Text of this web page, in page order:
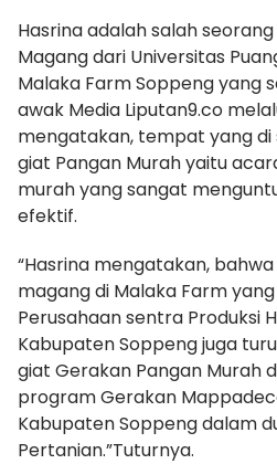
Hasrina adalah salah
Magang dari Universitas
Malaka Farm Soppeng yang
awak Media Liputan9.co
mengatakan, tempat yang
giat Pangan Murah yaitu
murah yang sangat
efektif.
“Hasrina mengatakan,
magang di Malaka Farm
Perusahaan sentra Produksi
Kabupaten Soppeng juga
giat Gerakan Pangan Murah
program Gerakan
Kabupaten Soppeng dalam
Pertanian.”Tuturnya.